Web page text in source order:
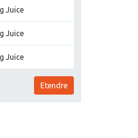
Juice
Juice
Juice
Etendre